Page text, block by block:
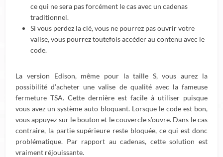
ce qui ne sera pas forcément le cas avec un cadenas
traditionnel.
Si vous perdez la clé, vous ne pourrez pas ouvrir votre
valise, vous pourrez toutefois accéder au contenu avec le
code.
La version Edison, même pour la taille S, vous aurez la
possibilité d’acheter une valise de qualité avec la fameuse
fermeture TSA. Cette dernière est facile à utiliser puisque
vous avez un système auto bloquant. Lorsque le code est bon,
vous appuyez sur le bouton et le couvercle s’ouvre. Dans le cas
contraire, la partie supérieure reste bloquée, ce qui est donc
problématique. Par rapport au cadenas, cette solution est
vraiment réjouissante.